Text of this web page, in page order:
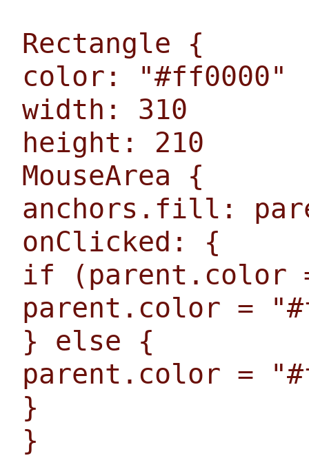
Rectangle {
color: "#ff0000"
width: 310
height: 210
MouseArea {
anchors.fill:
onClicked: {
if (parent.color
parent.color =
} else {
parent.color =
}
}